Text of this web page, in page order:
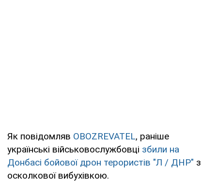
Як повідомляв OBOZREVATEL, раніше
українські військовослужбовці збили на
Донбасі бойової дрон терористів "Л / ДНР" з
осколкової вибухівкою.